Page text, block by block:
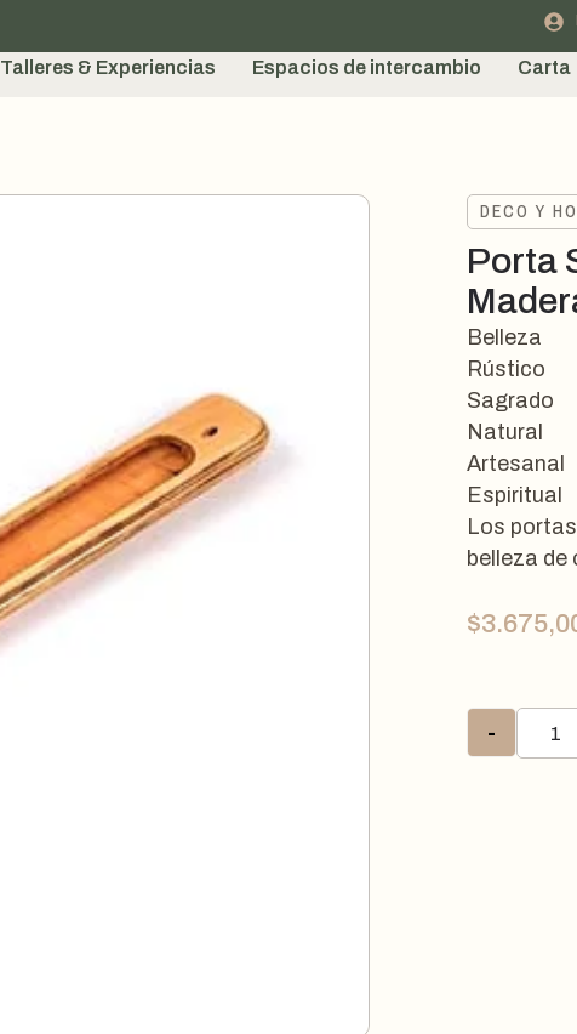
Talleres & Experiencias Espacios de intercambio Carta
DECO Y
Porta
Belleza
Rústico
Sagrado
Natural
Artesanal
Espiritual
Los
belleza de
$
-